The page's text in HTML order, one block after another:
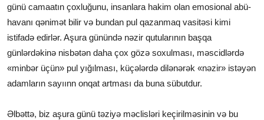
günü camaatın çoxluğunu, insanlara hakim olan emosional abü-
havanı qənimət bilir və bundan pul qazanmaq vasitəsi kimi
istifadə edirlər. Aşura günündə nəzir qutularının başqa
günlərdəkinə nisbətən daha çox gözə soxulması, məscidlərdə
«minbər üçün» pul yığılması, küçələrdə dilənərək «nəzir» istəyən
adamların sayıınn onqat artması da buna sübutdur.
Əlbəttə, biz aşura günü təziyə məclisləri keçirilməsinin və bu